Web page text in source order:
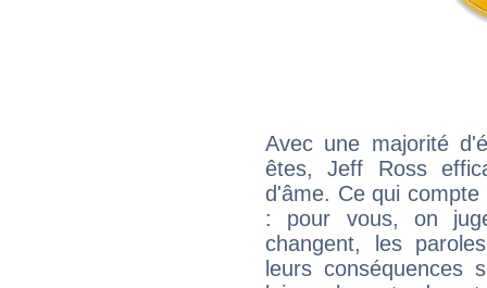
Avec une majorité
êtes, Jeff Ross
d'âme. Ce qui
: pour vous, on
changent, les
leurs conséquences